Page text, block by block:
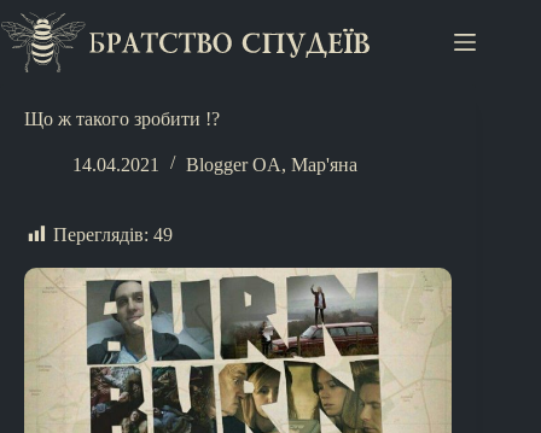
Що ж такого зробити !?
14.04.2021 Blogger OA, Мар'яна
Переглядів: 49